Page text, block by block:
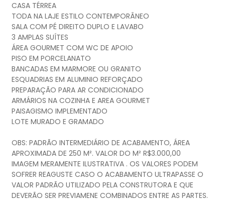
CASA TÉRREA
TODA NA LAJE ESTILO CONTEMPORÂNEO
SALA COM PÉ DIREITO DUPLO E LAVABO
3 AMPLAS SUÍTES
ÁREA GOURMET COM WC DE APOIO
PISO EM PORCELANATO
BANCADAS EM MARMORE OU GRANITO
ESQUADRIAS EM ALUMINIO REFORÇADO
PREPARAÇÃO PARA AR CONDICIONADO
ARMÁRIOS NA COZINHA E AREA GOURMET
PAISAGISMO IMPLEMENTADO
LOTE MURADO E GRAMADO
OBS: PADRÃO INTERMEDIÁRIO DE ACABAMENTO, ÁREA
APROXIMADA DE 250 M². VALOR DO M² R$3.000,00
IMAGEM MERAMENTE ILUSTRATIVA . OS VALORES PODEM
SOFRER REAGUSTE CASO O ACABAMENTO ULTRAPASSE O
VALOR PADRÃO UTILIZADO PELA CONSTRUTORA E QUE
DEVERÃO SER PREVIAMENE COMBINADOS ENTRE AS PARTES.